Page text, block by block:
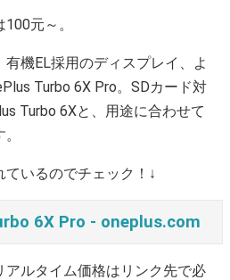
元～。
機EL採用のディスプレイ、よ
Turbo 6X Pro。SDカード対
Turbo 6Xと、用途に合わせて
いるのでチェック！↓
6X Pro ‐ oneplus.com
ルタイム価格はリンク先で必